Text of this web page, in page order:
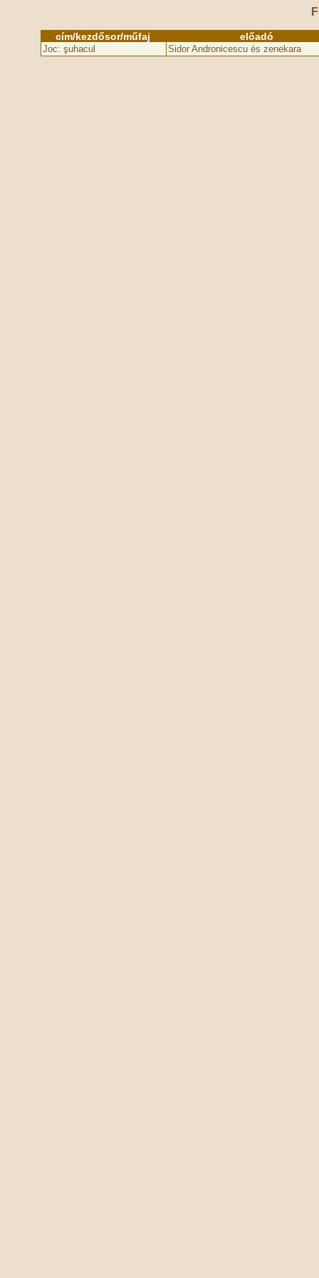
cím/kezdősor/műfaj előadó
Joc: şuhacul Sidor Andronicescu és zenekara